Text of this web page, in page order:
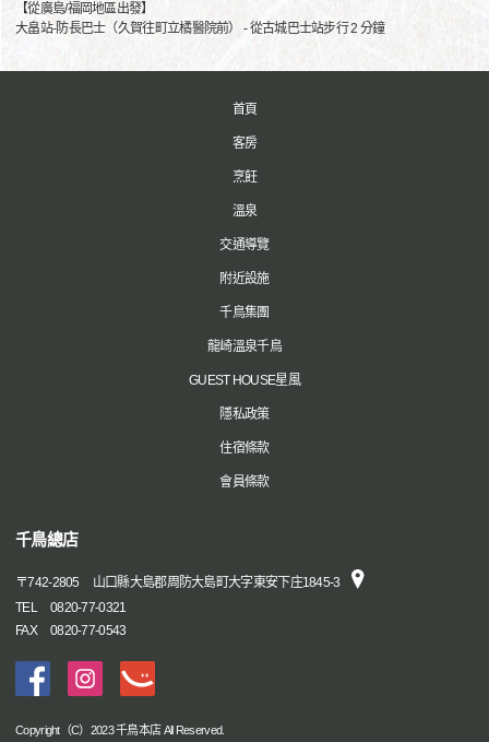
【從廣島/福岡地區出發】
大畠站-防長巴士（久賀往町立橘醫院前） - 從古城巴士站步行 2 分鐘
首頁
客房
烹飪
溫泉
交通導覽
附近設施
千鳥集團
龍崎溫泉千鳥
GUEST HOUSE星風
隱私政策
住宿條款
會員條款
千鳥總店
〒742-2805
山口縣大島郡周防大島町大字東安下庄1845-3
TEL
0820-77-0321
FAX
0820-77-0543
Copyright（C）2023 千鳥本店 All Reserved.